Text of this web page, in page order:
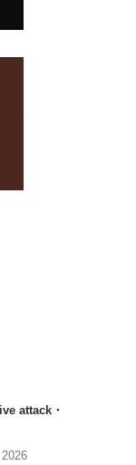
attack・